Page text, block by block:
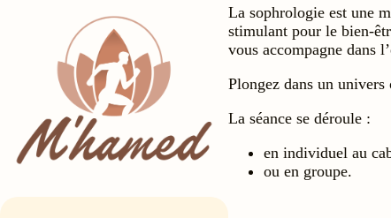
La sophrologie est une
stimulant pour le bien-
vous accompagne dans
Plongez dans un univers
La séance se déroule :
en individuel au
ou en groupe.